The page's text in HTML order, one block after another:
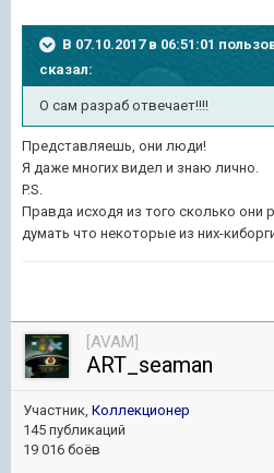
В 07.10.2017 в 06:51:01
сказал:
О сам разраб отвечает!!!!
Представляешь, они люди!
Я даже многих видел и знаю лично.
P.S.
Правда исходя из того сколько они
думать что некоторые из них-
[AVAM]
ART_seaman
Участник, Коллекционер
145 публикаций
19 016 боёв